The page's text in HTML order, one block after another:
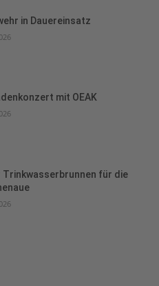
in Dauereinsatz
mit OEAK
Trinkwasserbrunnen für die